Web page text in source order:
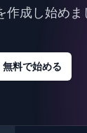
作成し始めま
無料で始める